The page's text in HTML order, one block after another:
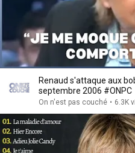
Renaud s'attaque aux
septembre 2006 #ONPC
On n'est pas couché • 6.3K